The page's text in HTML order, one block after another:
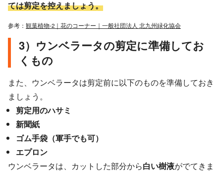
ては剪定を控えましょう。
参考： 観葉植物-2｜花のコーナー｜一般社団法人 北九州緑化協会
3）ウンベラータの剪定に準備してお
くもの
また、ウンベラータは剪定前に以下のものを準備しておき
ましょう。
剪定用のハサミ
新聞紙
ゴム手袋（軍手でも可）
エプロン
ウンベラータは、カットした部分から白い樹液がでてきま